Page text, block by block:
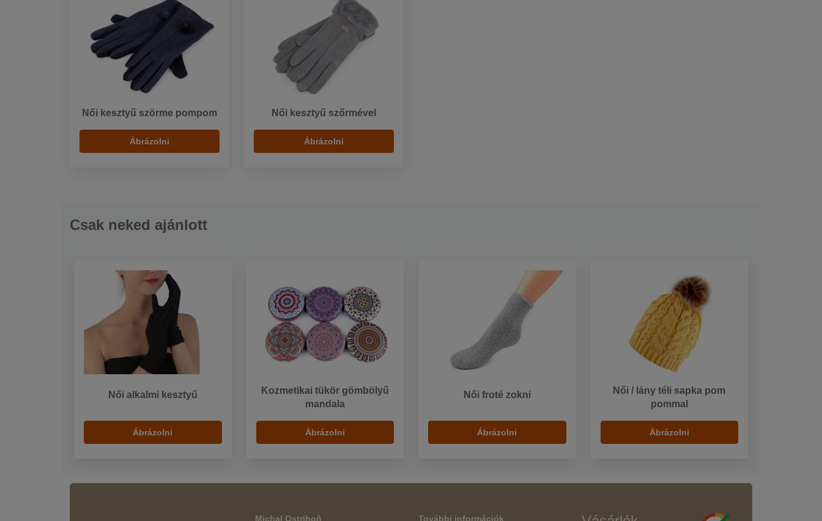
Női kesztyű szörme pompom
Ábrázolni
Női kesztyű szőrmével
Ábrázolni
Csak neked ajánlott
Női alkalmi kesztyű
Ábrázolni
Kozmetikai tükör gömbölyű
mandala
Ábrázolni
Női froté zokni
Ábrázolni
Női / lány téli sapka pom
pommal
Ábrázolni
Michal Ostrihoň További információk